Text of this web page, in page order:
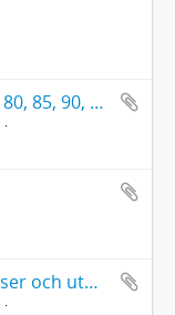
Födelsedagsgratulationer; 60,70, 80, 85, 90, och 95 år
Gratulationer m.m till diverse priser och utmärkelser